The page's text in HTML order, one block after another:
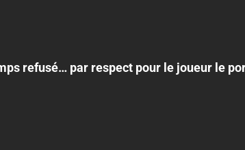
refusé… par respect pour le joueur le